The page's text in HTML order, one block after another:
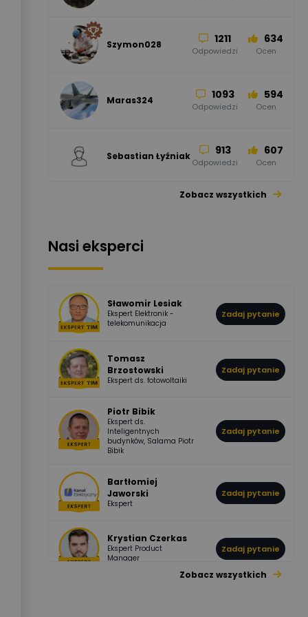
52 45
Szymon028 1211
Odpowiedzi
634
Ocen
Maras324 1093
Odpowiedzi
594
Ocen
Sebastian Łyźniak 913
Odpowiedzi
607
Ocen
Pawel02 955 374
boss 532 714
DawidZak 796
Odpowiedzi
244
Ocen
Zobacz wszystkich
Nasi eksperci
Sławomir Lesiak
Ekspert Elektronik -
telekomunikacja
Zadaj pytanie
Tomasz
Brzostowski
Ekspert ds. fotowoltaiki
Zadaj pytanie
Piotr Bibik
Ekspert ds.
Inteligentnych
budynków, Salama Piotr
Bibik
Zadaj pytanie
Bartłomiej
Jaworski
Ekspert
Zadaj pytanie
Krystian Czerkas
Ekspert Product
Manager
Zadaj pytanie
Zobacz wszystkich